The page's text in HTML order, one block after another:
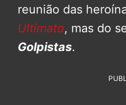
reunião das
Ultimato, mas do
Golpistas.